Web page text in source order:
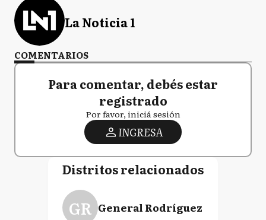
La Noticia 1
COMENTARIOS
Para comentar, debés estar
registrado
Por favor, iniciá sesión
INGRESA
Distritos relacionados
GR General Rodríguez